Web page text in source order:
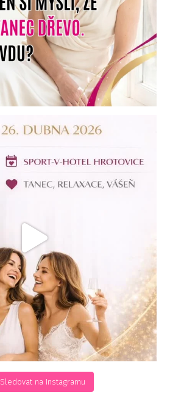
Sledovat na Instagramu